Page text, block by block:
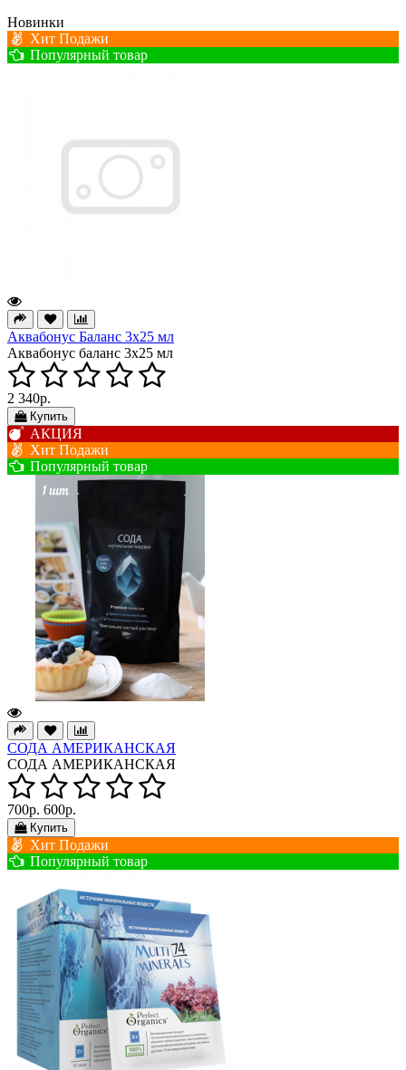
Новинки
Хит Подажи
Популярный товар
Аквабонус Баланс 3х25 мл
Аквабонус баланс 3х25 мл
2 340р.
Купить
АКЦИЯ
Хит Подажи
Популярный товар
СОДА АМЕРИКАНСКАЯ
СОДА АМЕРИКАНСКАЯ
700р. 600р.
Купить
Хит Подажи
Популярный товар